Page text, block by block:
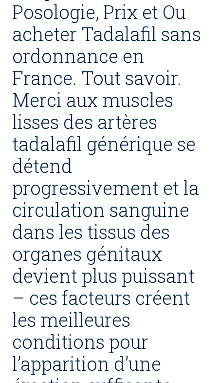
Posologie, Prix et Ou
acheter Tadalafil sans
ordonnance en
France. Tout savoir.
Merci aux muscles
lisses des artères
tadalafil générique se
détend
progressivement et la
circulation sanguine
dans les tissus des
organes génitaux
devient plus puissant
– ces facteurs créent
les meilleures
conditions pour
l’apparition d’une